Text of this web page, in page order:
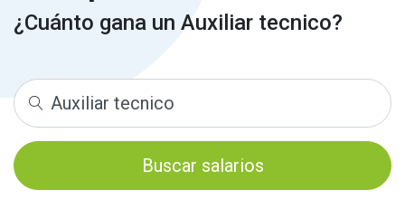
¿Cuánto gana un Auxiliar tecnico?
Buscar salarios